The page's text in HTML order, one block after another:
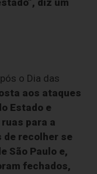
diz um
o Dia das
aos ataques
Estado e
para a
de recolher se
São Paulo e,
fechados,